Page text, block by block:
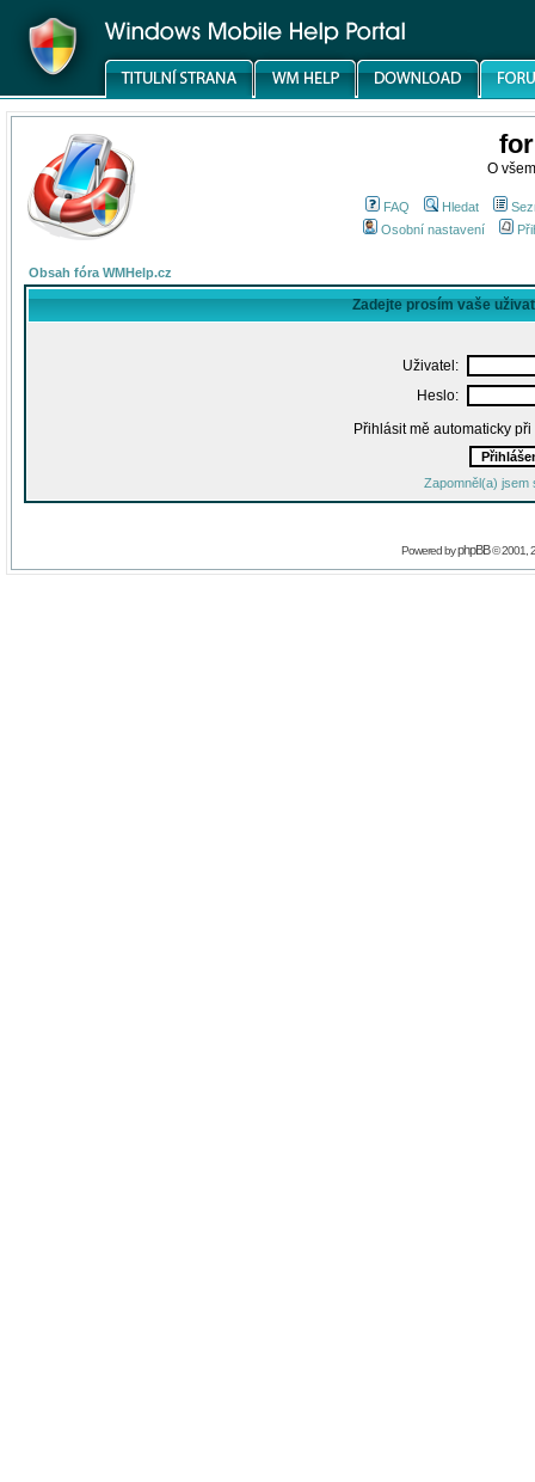
O
FAQ Hledat
Osobní nastavení
Obsah fóra WMHelp.cz
Zadejte prosím vaše
Uživatel:
Heslo:
Přihlásit mě automaticky
Zapomněl(a) jsem
Powered byphpBB© 2001,